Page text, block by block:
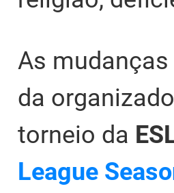
As
da
torneio da
League